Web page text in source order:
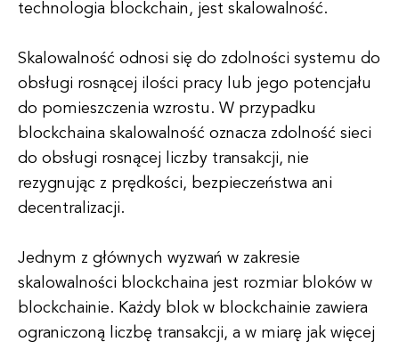
technologia blockchain, jest skalowalność.
Skalowalność odnosi się do zdolności systemu do
obsługi rosnącej ilości pracy lub jego potencjału
do pomieszczenia wzrostu. W przypadku
blockchaina skalowalność oznacza zdolność sieci
do obsługi rosnącej liczby transakcji, nie
rezygnując z prędkości, bezpieczeństwa ani
decentralizacji.
Jednym z głównych wyzwań w zakresie
skalowalności blockchaina jest rozmiar bloków w
blockchainie. Każdy blok w blockchainie zawiera
ograniczoną liczbę transakcji, a w miarę jak więcej